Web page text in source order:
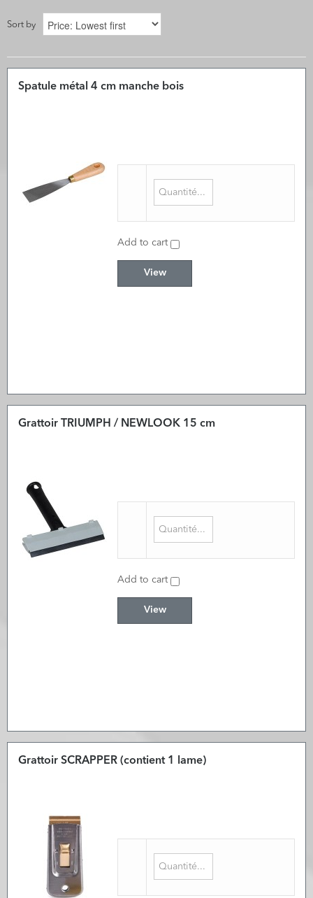
Sort by
Spatule métal 4 cm manche bois
Add to cart
View
Grattoir TRIUMPH / NEWLOOK 15 cm
Add to cart
View
Grattoir SCRAPPER (contient 1 lame)